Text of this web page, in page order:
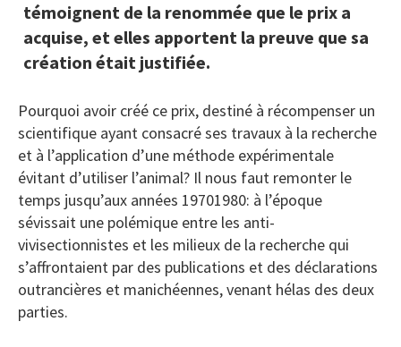
témoignent de la renommée que le prix a
acquise, et elles apportent la preuve que sa
création était justifiée.
Pourquoi avoir créé ce prix, destiné à récompenser un
scientifique ayant consacré ses travaux à la recherche
et à l’application d’une méthode expérimentale
évitant d’utiliser l’animal? Il nous faut remonter le
temps jusqu’aux années 19701980: à l’époque
sévissait une polémique entre les anti-
vivisectionnistes et les milieux de la recherche qui
s’affrontaient par des publications et des déclarations
outrancières et manichéennes, venant hélas des deux
parties.